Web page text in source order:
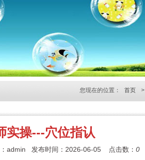
您现在的位置： 首页 >
实操---穴位指认
admin 发布时间：2026-06-05 点击数： 0